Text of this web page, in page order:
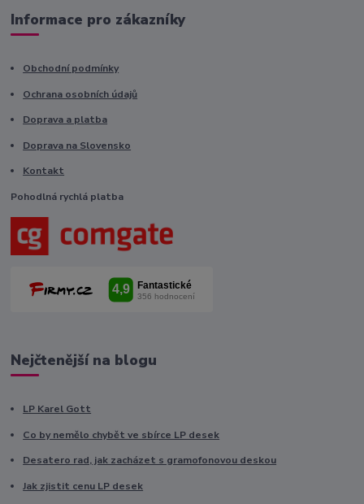
Informace pro zákazníky
Obchodní podmínky
Ochrana osobních údajů
Doprava a platba
Doprava na Slovensko
Kontakt
Pohodlná rychlá platba
Nejčtenější na blogu
LP Karel Gott
Co by nemělo chybět ve sbírce LP desek
Desatero rad, jak zacházet s gramofonovou deskou
Jak zjistit cenu LP desek